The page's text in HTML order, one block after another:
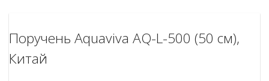
Поручень Aquaviva AQ-L-500 (50 см),
Китай